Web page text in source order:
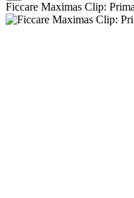
Ficcare Maximas Clip: